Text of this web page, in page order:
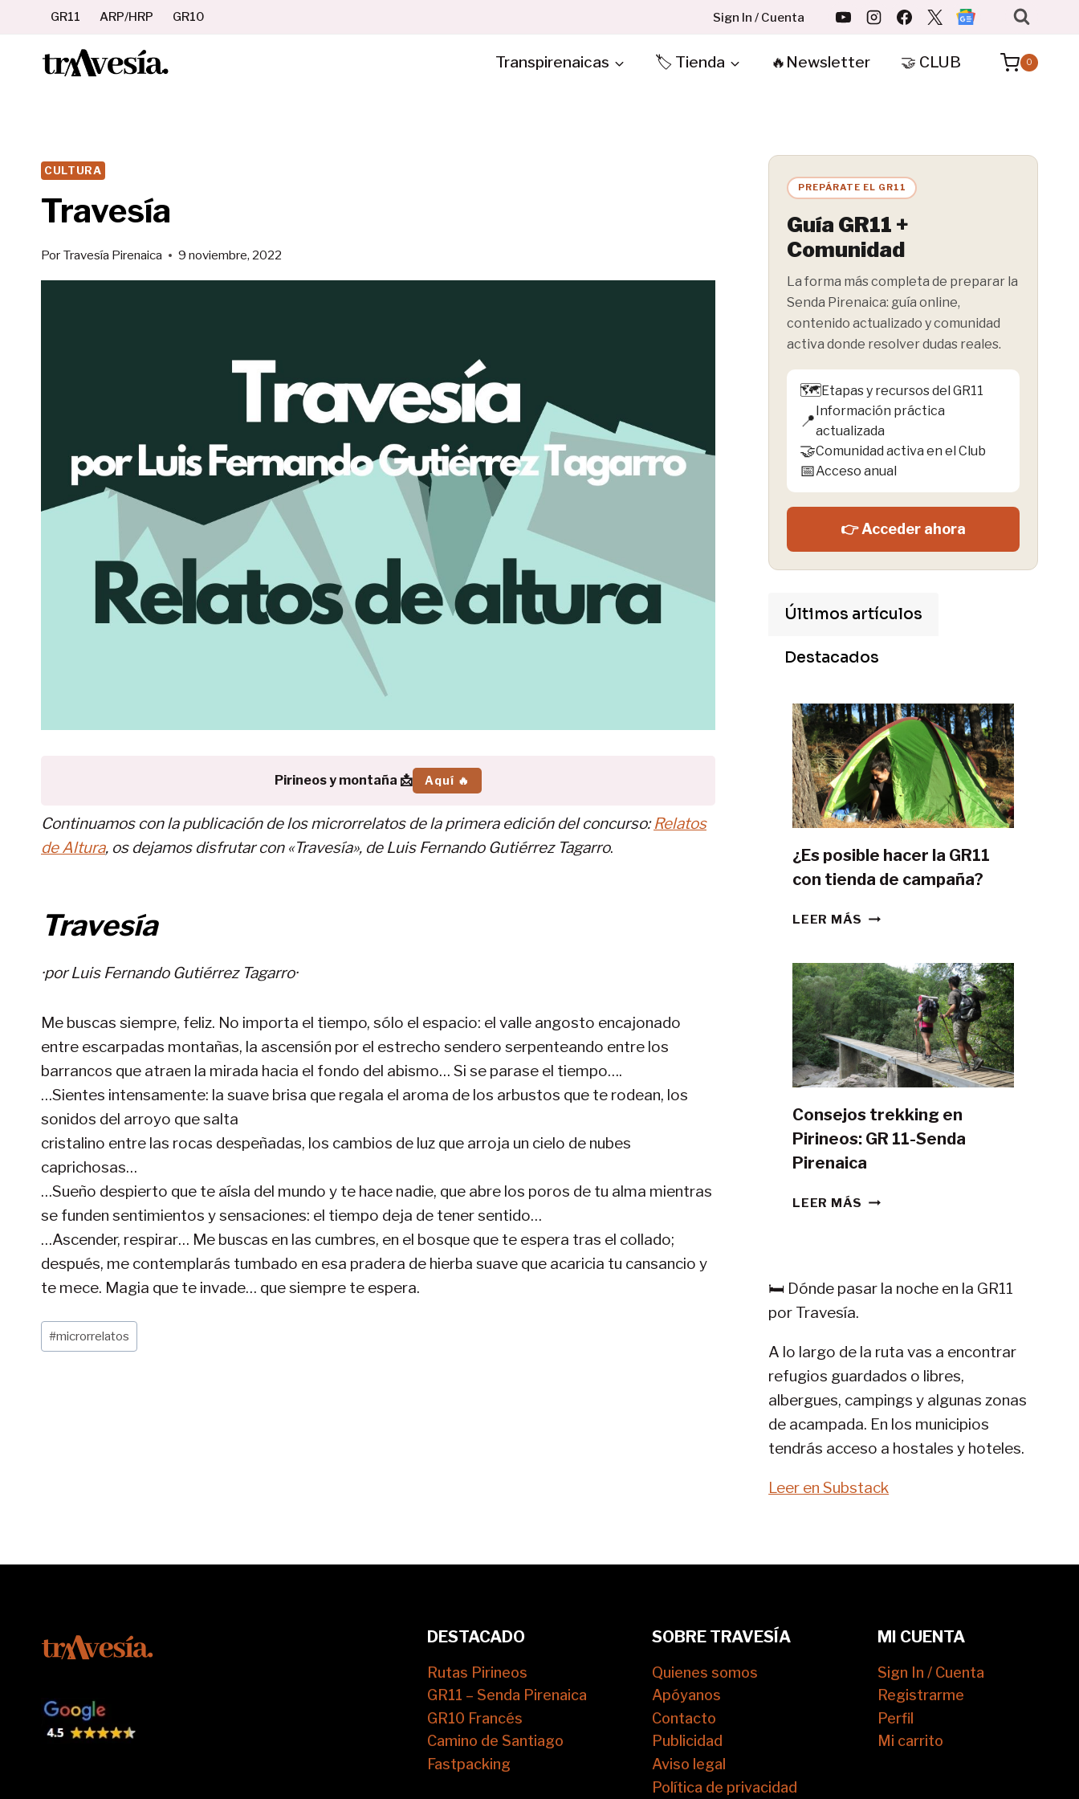
contenido
GR11 ARP/HRP GR10 Sign In / Cuenta
Transpirenaicas 🏷️ Tienda 🔥Newsletter 🤝 CLUB 0
CULTURA
Travesía
Por Travesía Pirenaica 9 noviembre, 2022
Pirineos y montaña 📩 Aquí 🔥
Continuamos con la publicación de los microrrelatos de la primera edición del concurso:Relatos
de Altura, os dejamos disfrutar con «Travesía», de Luis Fernando Gutiérrez Tagarro.
Travesía
·porLuis Fernando Gutiérrez Tagarro·
Me buscas siempre, feliz. No importa el tiempo, sólo el espacio: el valle angosto encajonado
entre escarpadas montañas, la ascensión por el estrecho sendero serpenteando entre los
barrancos que atraen la mirada hacia el fondo del abismo… Si se parase el tiempo….
…Sientes intensamente: la suave brisa que regala el aroma de los arbustos que te rodean, los
sonidos del arroyo que salta
cristalino entre las rocas despeñadas, los cambios de luz que arroja un cielo de nubes
caprichosas…
…Sueño despierto que te aísla del mundo y te hace nadie, que abre los poros de tu alma mientras
se funden sentimientos y sensaciones: el tiempo deja de tener sentido…
…Ascender, respirar… Me buscas en las cumbres, en el bosque que te espera tras el collado;
después, me contemplarás tumbado en esa pradera de hierba suave que acaricia tu cansancio y
te mece. Magia que te invade… que siempre te espera.
Etiquetas
de
#microrrelatos
PREPÁRATE EL GR11
Guía GR11 +
Comunidad
La forma más completa de preparar la
Senda Pirenaica: guía online,
contenido actualizado y comunidad
activa donde resolver dudas reales.
🗺️Etapas y recursos del GR11
📍
Información práctica
actualizada
🤝Comunidad activa en el Club
📅Acceso anual
👉 Acceder ahora
Últimos artículos
Destacados
¿Es posible hacer la GR11
con tienda de campaña?
LEER MÁS ¿ES
LA
GR11
CON
TIENDA
DE
CAMPAÑA?
Consejos trekking en
Pirineos: GR 11-Senda
Pirenaica
LEER MÁS CONSEJOS
11-
🛏️ Dónde pasar la noche en la GR11
por Travesía.
A lo largo de la ruta vas a encontrar
refugios guardados o libres,
albergues, campings y algunas zonas
de acampada. En los municipios
tendrás acceso a hostales y hoteles.
Leer en Substack
DESTACADO
Rutas Pirineos
GR11 – Senda Pirenaica
GR10 Francés
Camino de Santiago
Fastpacking
SOBRE TRAVESÍA
Quienes somos
Apóyanos
Contacto
Publicidad
Aviso legal
Política de privacidad
MI CUENTA
Sign In / Cuenta
Registrarme
Perfil
Mi carrito